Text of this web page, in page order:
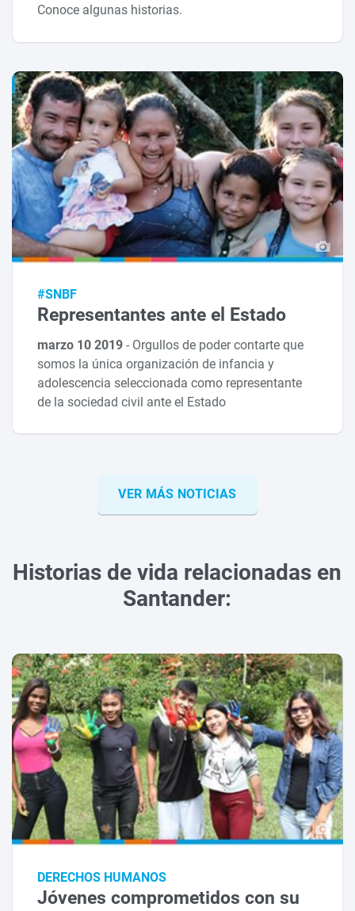
Conoce algunas historias.
#SNBF
Representantes ante el Estado
marzo 10 2019- Orgullos de poder contarte que
somos la única organización de infancia y
adolescencia seleccionada como representante
de la sociedad civil ante el Estado
VER MÁS NOTICIAS
Historias de vida relacionadas en
Santander:
DERECHOS HUMANOS
Jóvenes comprometidos con su